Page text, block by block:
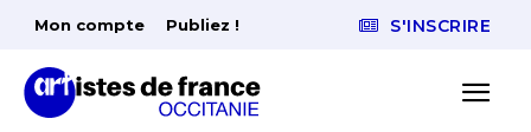
Mon compte Publiez ! S'INSCRIRE